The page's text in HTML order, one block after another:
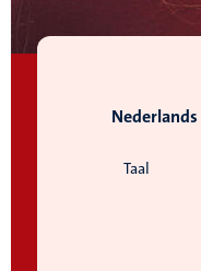
Taal
Nederlands